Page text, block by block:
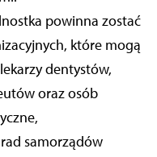
powinna zostać
które mogą
dentystów,
oraz osób
samorządów